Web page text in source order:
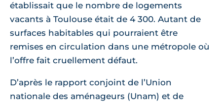
établissait que le nombre de logements
vacants à Toulouse était de 4 300. Autant de
surfaces habitables qui pourraient être
remises en circulation dans une métropole où
l’offre fait cruellement défaut.
D’après le rapport conjoint de l’Union
nationale des aménageurs (Unam) et de